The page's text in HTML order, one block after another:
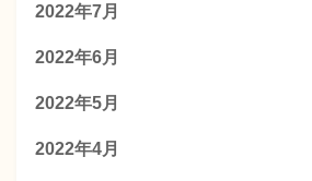
2022年7月
2022年6月
2022年5月
2022年4月